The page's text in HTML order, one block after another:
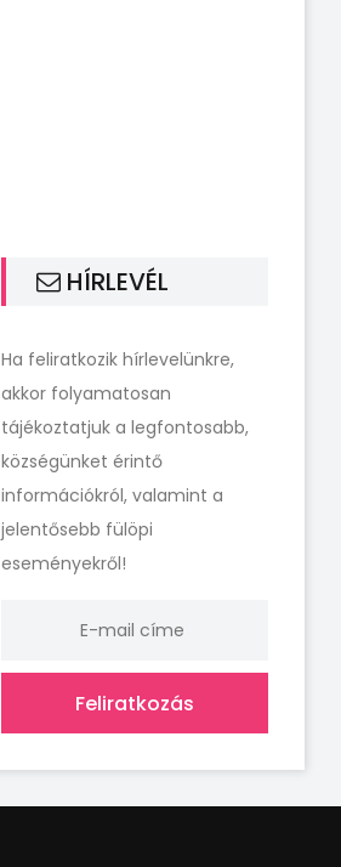
HÍRLEVÉL
Ha feliratkozik hírlevelünkre,
akkor folyamatosan
tájékoztatjuk a legfontosabb,
községünket érintő
információkról, valamint a
jelentősebb fülöpi
eseményekről!
Feliratkozás